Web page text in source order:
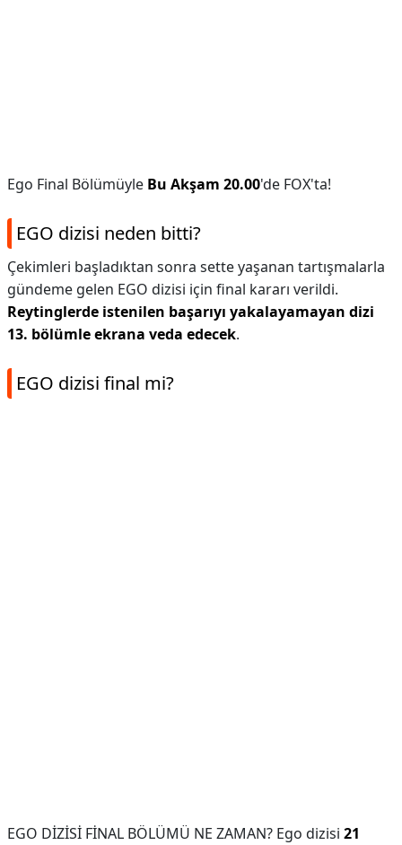
Ego Final Bölümüyle Bu Akşam 20.00'de FOX'ta!
EGO dizisi neden bitti?
Çekimleri başladıktan sonra sette yaşanan tartışmalarla
gündeme gelen EGO dizisi için final kararı verildi.
Reytinglerde istenilen başarıyı yakalayamayan dizi
13. bölümle ekrana veda edecek.
EGO dizisi final mi?
EGO DİZİSİ FİNAL BÖLÜMÜ NE ZAMAN? Ego dizisi 21